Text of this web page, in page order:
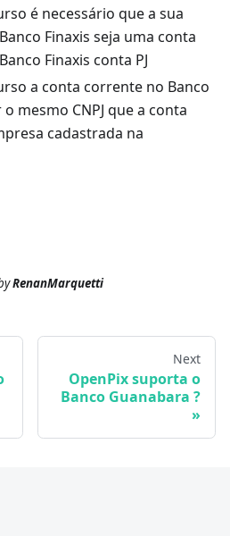
é necessário que a sua
Finaxis seja uma conta
Finaxis conta PJ
a conta corrente no Banco
mesmo CNPJ que a conta
cadastrada na
RenanMarquetti
Next
OpenPix suporta o
Banco Guanabara ?